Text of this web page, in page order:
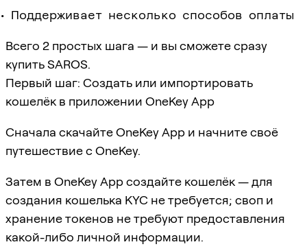
Поддерживает несколько способов оплаты
Всего 2 простых шага — и вы сможете сразу
купить SAROS.
Первый шаг: Создать или импортировать
кошелёк в приложении OneKey App
Сначала скачайте OneKey App и начните своё
путешествие с OneKey.
Затем в OneKey App создайте кошелёк — для
создания кошелька KYC не требуется; своп и
хранение токенов не требуют предоставления
какой-либо личной информации.